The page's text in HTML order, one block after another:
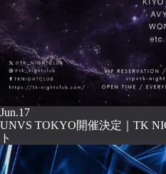
Jun.17
UNVS TOKYO開催決定｜TK
ト